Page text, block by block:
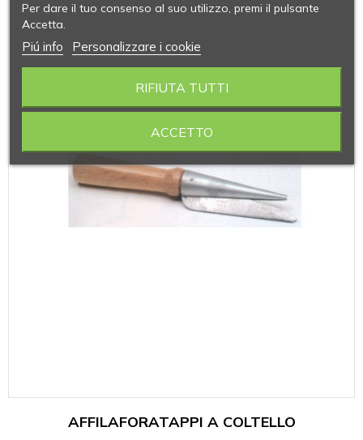
AFFILAFORATAPPI A COLTELLO
Per dare il tuo consenso al suo utilizzo, premi il pulsante
Accetta.
Piú info Personalizzare i cookie
RIFIUTA TUTTI
ACCETTO